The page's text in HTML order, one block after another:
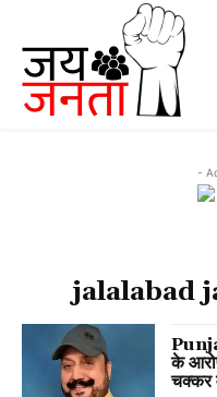
-
jalalabad
के
चक्कर